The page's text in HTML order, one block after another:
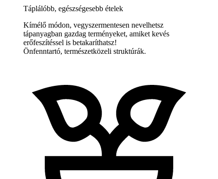
Táplálóbb, egészségesebb ételek
Kímélő módon, vegyszermentesen nevelhetsz
tápanyagban gazdag terményeket, amiket kevés
erőfeszítéssel is betakaríthatsz!
Önfenntartó, természetközeli struktúrák.